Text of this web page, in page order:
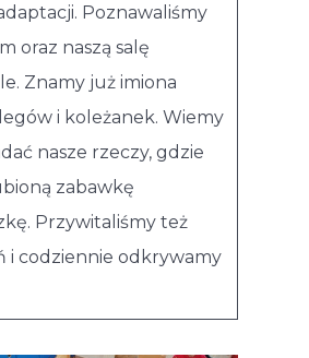
Poznawaliśmy
oraz naszą salę
Znamy już imiona
i koleżanek. Wiemy
nasze rzeczy, gdzie
zabawkę
Przywitaliśmy też
i codziennie odkrywamy